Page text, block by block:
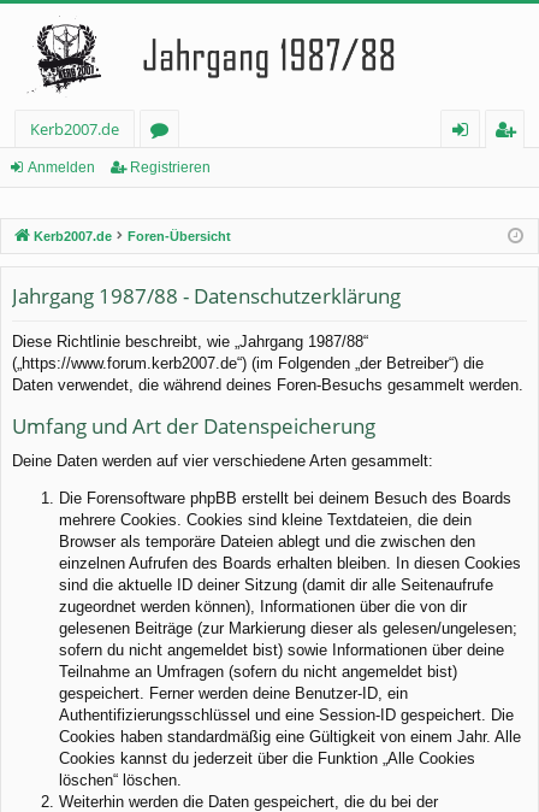
Kerb2007.de
or
rie
Anmelden Registrieren
Kerb2007.de Foren-Übersicht
Jahrgang 1987/88 - Datenschutzerklärung
Diese Richtlinie beschreibt, wie „Jahrgang 1987/88“
(„https://www.forum.kerb2007.de“) (im Folgenden „der Betreiber“) die
Daten verwendet, die während deines Foren-Besuchs gesammelt werden.
Umfang und Art der Datenspeicherung
Deine Daten werden auf vier verschiedene Arten gesammelt:
Die Forensoftware phpBB erstellt bei deinem Besuch des Boards
mehrere Cookies. Cookies sind kleine Textdateien, die dein
Browser als temporäre Dateien ablegt und die zwischen den
einzelnen Aufrufen des Boards erhalten bleiben. In diesen Cookies
sind die aktuelle ID deiner Sitzung (damit dir alle Seitenaufrufe
zugeordnet werden können), Informationen über die von dir
gelesenen Beiträge (zur Markierung dieser als gelesen/ungelesen;
sofern du nicht angemeldet bist) sowie Informationen über deine
Teilnahme an Umfragen (sofern du nicht angemeldet bist)
gespeichert. Ferner werden deine Benutzer-ID, ein
Authentifizierungsschlüssel und eine Session-ID gespeichert. Die
Cookies haben standardmäßig eine Gültigkeit von einem Jahr. Alle
Cookies kannst du jederzeit über die Funktion „Alle Cookies
löschen“ löschen.
Weiterhin werden die Daten gespeichert, die du bei der